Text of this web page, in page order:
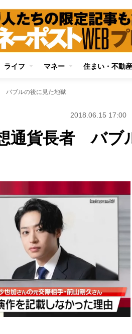
ライフ マネー 住まい・不動産
バブルの後に見た地獄
2018.06.15 17:00
通貨長者 バブ